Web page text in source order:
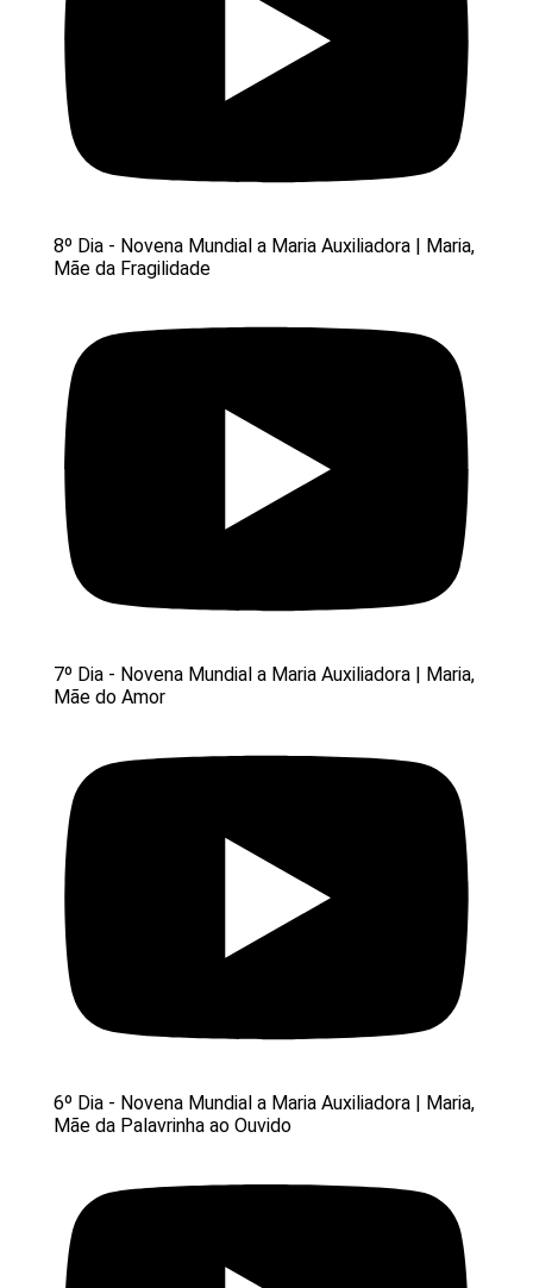
8º Dia - Novena Mundial a Maria Auxiliadora | Maria,
Mãe da Fragilidade
7º Dia - Novena Mundial a Maria Auxiliadora | Maria,
Mãe do Amor
6º Dia - Novena Mundial a Maria Auxiliadora | Maria,
Mãe da Palavrinha ao Ouvido